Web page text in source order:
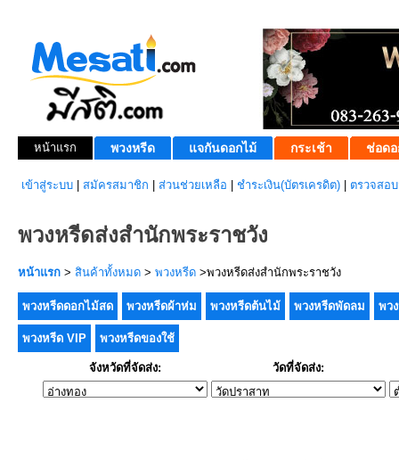
หน้าแรก พวงหรีด แจกันดอกไม้ กระเช้า ช่อดอ
เข้าสู่ระบบ สมัครสมาชิก ส่วนช่วยเหลือ ชำระเงิน(บัตรเครดิต) ตรวจสอ
พวงหรีดส่งสำนักพระราชวัง
หน้าแรก > สินค้าทั้งหมด > พวงหรีด >พวงหรีดส่งสำนักพระราชวัง
พวงหรีดดอกไม้สด พวงหรีดผ้าห่ม พวงหรีดต้นไม้ พวงหรีดพัดลม พว
พวงหรีด VIP พวงหรีดของใช้
จังหวัดที่จัดส่ง: วัดที่จัดส่ง: